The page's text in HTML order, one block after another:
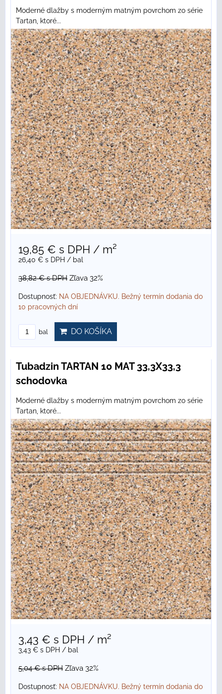
Moderné dlažby s moderným matným povrchom zo série
Tartan, ktoré...
19,85 € s DPH / m²
26,40 € s DPH / bal
38,82 €s DPH Zľava 32%
Dostupnosť: NA OBJEDNÁVKU. Bežný termín dodania do
10 pracovných dní
bal DO KOŠÍKA
Tubadzin TARTAN 10 MAT 33,3X33,3
schodovka
Moderné dlažby s moderným matným povrchom zo série
Tartan, ktoré...
3,43 € s DPH / m²
3,43 € s DPH / bal
5,04 €s DPH Zľava 32%
Dostupnosť: NA OBJEDNÁVKU. Bežný termín dodania do